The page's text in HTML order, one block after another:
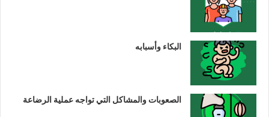
البكاء وأسبابه
الصعوبات والمشاكل التي تواجه عملية الرضاعة